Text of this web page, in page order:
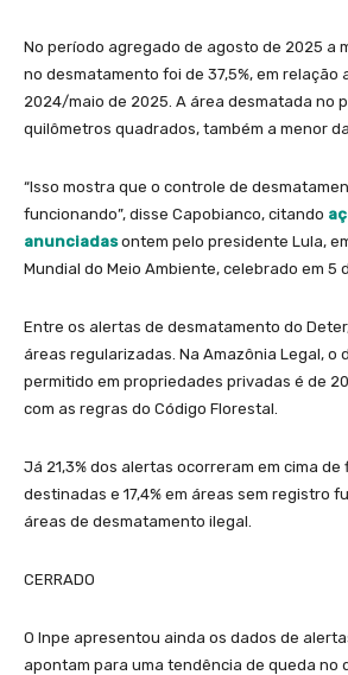
No período agregado de agosto de 2025 a
no desmatamento foi de 37,5%, em relação
2024/maio de 2025. A área desmatada no
quilômetros quadrados, também a menor
“Isso mostra que o controle de
funcionando”, disse Capobianco, citando
anunciadasontem pelo presidente Lula,
Mundial do Meio Ambiente, celebrado em 5
Entre os alertas de desmatamento do Deter,
áreas regularizadas. Na Amazônia Legal, o
permitido em propriedades privadas é de
com as regras do Código Florestal.
Já 21,3% dos alertas ocorreram em cima
destinadas e 17,4% em áreas sem registro
áreas de desmatamento ilegal.
CERRADO
O Inpe apresentou ainda os dados de
apontam para uma tendência de queda no